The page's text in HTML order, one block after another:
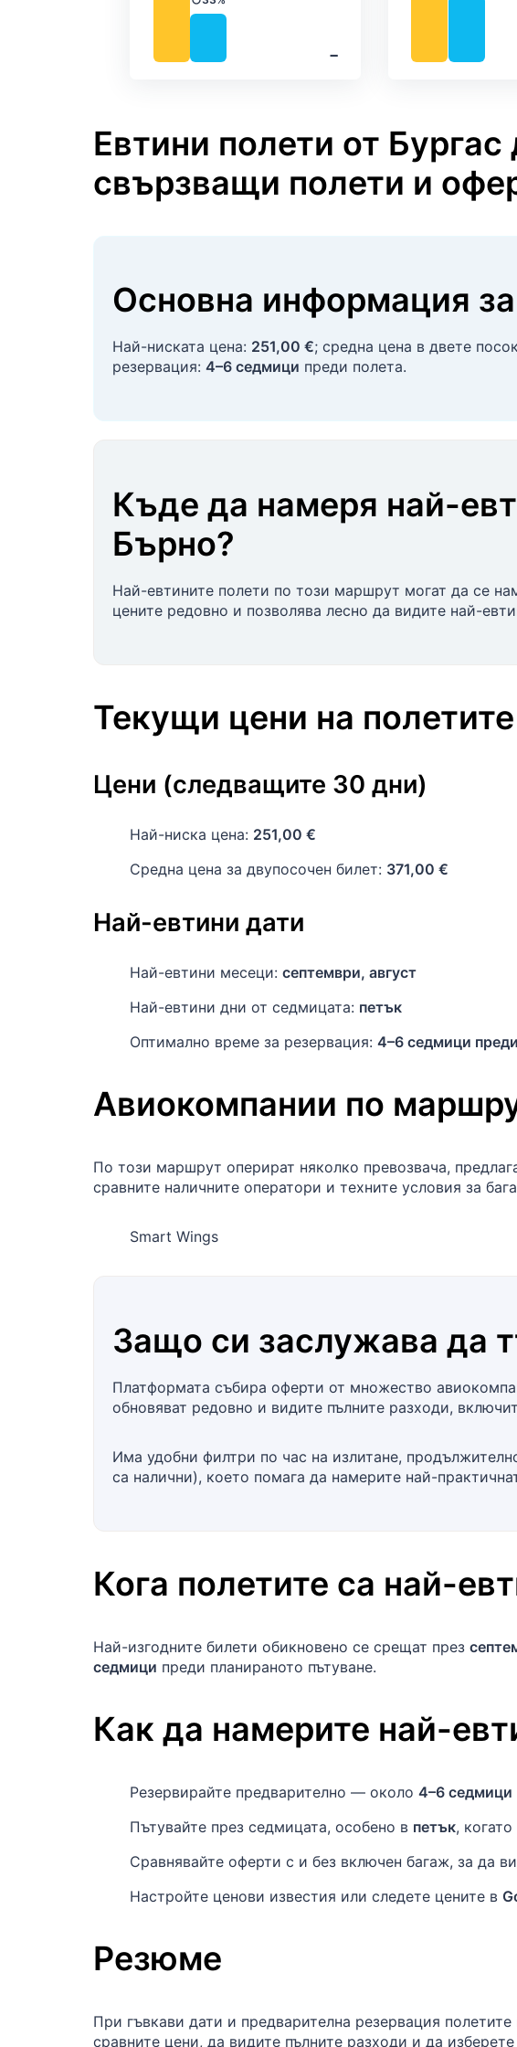
‐
Валежи
Евтини полети от
свързващи полети и
Основна информация
Най-ниската цена: 251,00 €; средна цена в двете
резервация: 4–6 седмици преди полета.
Къде да намеря най-
Бърно?
Най-евтините полети по този маршрут могат да се
цените редовно и позволява лесно да видите най-
Текущи цени на полетите
Цени (следващите 30 дни)
Най-ниска цена: 251,00 €
Средна цена за двупосочен билет: 371,00 €
Най-евтини дати
Най-евтини месеци: септември, август
Най-евтини дни от седмицата: петък
Оптимално време за резервация: 4–6 седмици
Авиокомпании по
По този маршрут оперират няколко превозвача,
сравните наличните оператори и техните условия за
Smart Wings
Защо си заслужава да
Платформата събира оферти от множество
обновяват редовно и видите пълните разходи,
Има удобни филтри по час на излитане,
са налични), което помага да намерите най-
Кога полетите са най-
Най-изгодните билети обикновено се срещат през
седмици преди планираното пътуване.
Как да намерите най-
Резервирайте предварително — около 4–6 седмици
Пътувайте през седмицата, особено в петък,
Сравнявайте оферти с и без включен багаж, за да
Настройте ценови известия или следете цените в
Резюме
При гъвкави дати и предварителна резервация
сравните цени, да видите пълните разходи и да